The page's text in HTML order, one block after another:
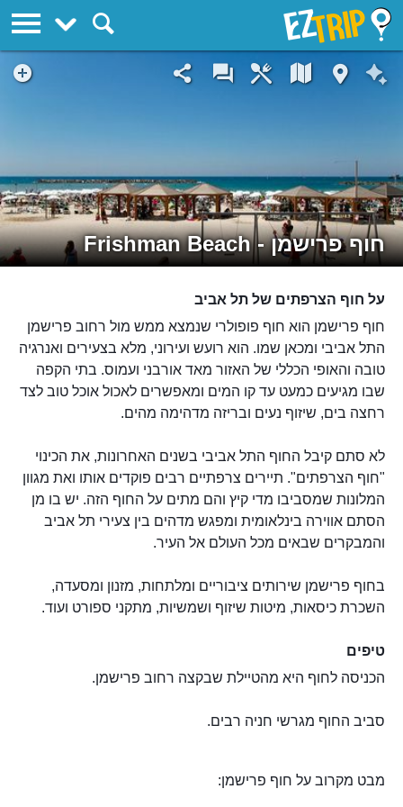
חוף פרישמן - Frishman Beach
על חוף הצרפתים של תל אביב
חוף פרישמן הוא חוף פופולרי שנמצא ממש מול רחוב פרישמן
התל אביבי ומכאן שמו. הוא רועש ועירוני, מלא בצעירים ואנרגיה
טובה והאופי הכללי של האזור מאד אורבני ועמוס. בתי הקפה
שבו מגיעים כמעט עד קו המים ומאפשרים לאכול אוכל טוב לצד
רחצה בים, שיזוף נעים ובריזה מדהימה מהים.
לא סתם קיבל החוף התל אביבי בשנים האחרונות, את הכינוי
"חוף הצרפתים". תיירים צרפתיים רבים פוקדים אותו ואת מגוון
המלונות שמסביבו מדי קיץ והם מתים על החוף הזה. יש בו מן
הסתם אווירה בינלאומית ומפגש מדהים בין צעירי תל אביב
והמבקרים שבאים מכל העולם אל העיר.
בחוף פרישמן שירותים ציבוריים ומלתחות, מזנון ומסעדה,
השכרת כיסאות, מיטות שיזוף ושמשיות, מתקני ספורט ועוד.
טיפים
הכניסה לחוף היא מהטיילת שבקצה רחוב פרישמן.
סביב החוף מגרשי חניה רבים.
מבט מקרוב על חוף פרישמן:
EZTrip